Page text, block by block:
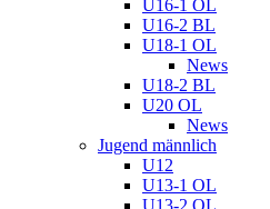
U16-1 OL
U16-2 BL
U18-1 OL
News
U18-2 BL
U20 OL
News
Jugend männlich
U12
U13-1 OL
U13-2 OL